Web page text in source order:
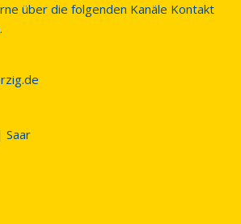
über die folgenden Kanäle Kontakt
Saar